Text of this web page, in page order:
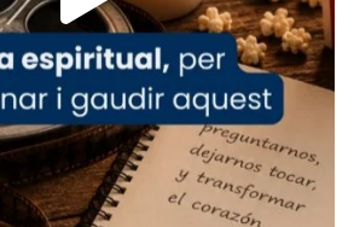
de Barcelona
Juliana i Semproniana ens
mirada»
bisbe de Tortosa, ha
de juliol la missa de Les